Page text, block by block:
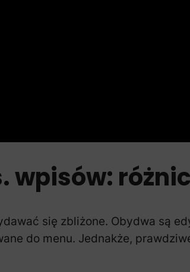
wpisów:
się zbliżone. Obydwa są
do menu. Jednakże,